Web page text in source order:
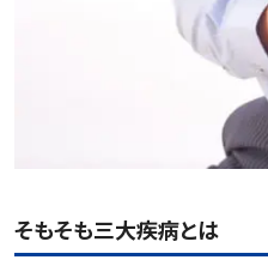
そもそも三大疾病とは